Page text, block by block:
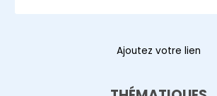
Ajoutez votre lien